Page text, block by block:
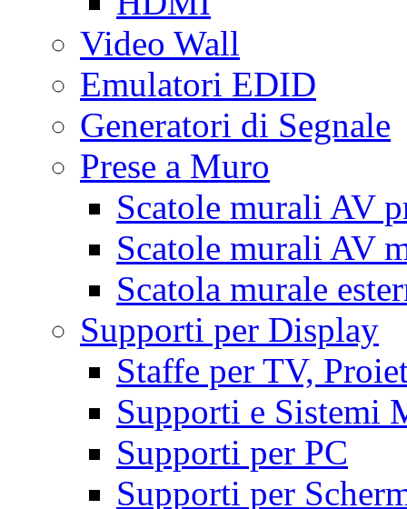
Video Wall
Emulatori EDID
Generatori di Segnale
Prese a Muro
Scatole murali AV
Scatole murali AV
Scatola murale
Supporti per Display
Staffe per TV,
Supporti e Sistemi
Supporti per PC
Supporti per